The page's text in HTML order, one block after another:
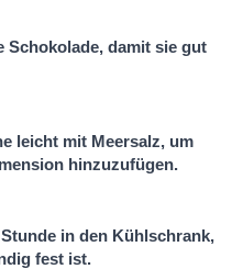
Schokolade, damit sie gut
leicht mit Meersalz, um
hinzuzufügen.
in den Kühlschrank,
fest ist.